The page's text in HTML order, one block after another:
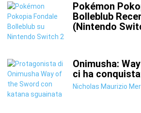
Pokémon
Bolleblub
(Nintendo
Onimusha:
ci ha
Nicholas Maurizio